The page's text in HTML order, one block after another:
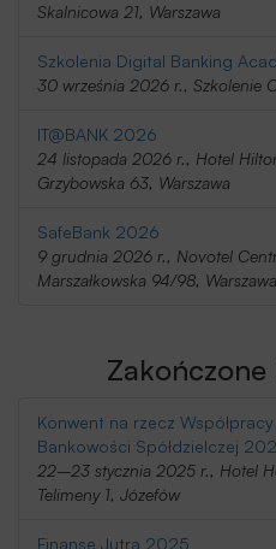
Skalnicowa 21, Warszawa
Szkolenia Digital Banking
30 września 2026 r., Szkolenie
IT@BANK 2026
24 listopada 2026 r., Hotel
Grzybowska 63, Warszawa
SafeBank 2026
9 grudnia 2026 r., Novotel
Marszałkowska 94/98, Warszawa
Konwent na rzecz
Bankowości Spółdzielczej
22–23 stycznia 2025 r., Hotel
Telimeny 1, Józefów
Finanse Jutra 2025